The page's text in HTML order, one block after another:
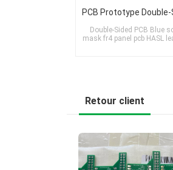
Double-Sided PCB Blue
mask fr4 panel pcb HASL
Retour client